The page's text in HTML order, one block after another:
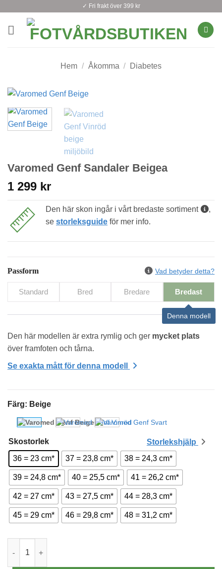
✓ Fri frakt över 399 kr
Hem / Åkomma / Diabetes
Varomed Genf Sandaler Beigea
1 299 kr
Den här skon ingår i vårt bredaste sortiment
,
se storleksguide för mer info.
Passform Vad betyder detta?
Standard Bred Bredare Bredast
Denna modell
Den här modellen är extra rymlig och ger mycket plats
över framfoten och tårna.
Se exakta mått för denna modell
Färg: Beige
Skostorlek
Storlekshjälp
36 = 23 cm*
37 = 23,8 cm* 38 = 24,3 cm*
39 = 24,8 cm* 40 = 25,5 cm* 41 = 26,2 cm*
42 = 27 cm* 43 = 27,5 cm* 44 = 28,3 cm*
45 = 29 cm* 46 = 29,8 cm* 48 = 31,2 cm*